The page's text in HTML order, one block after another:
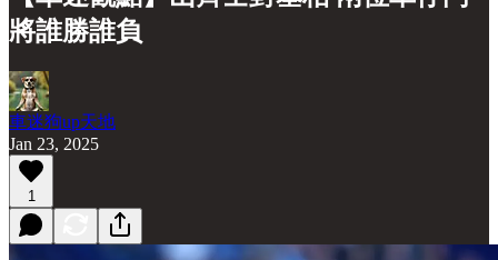
將誰勝誰負
車迷狗up天地
Jan 23, 2025
1